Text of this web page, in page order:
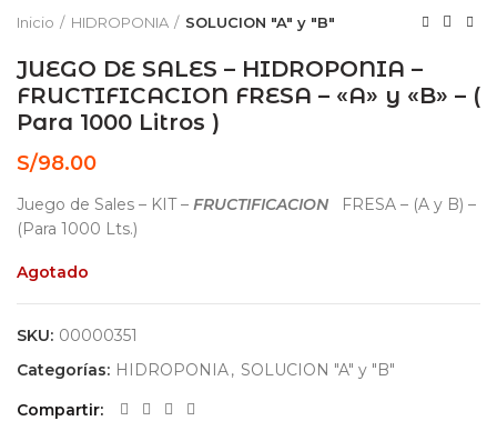
Inicio HIDROPONIA SOLUCION "A" y "B"
JUEGO DE SALES – HIDROPONIA –
FRUCTIFICACION FRESA – «A» y «B» – (
Para 1000 Litros )
S/98.00
Juego de Sales – KIT – FRUCTIFICACION FRESA – (A y B) –
(Para 1000 Lts.)
Agotado
SKU: 00000351
Categorías: HIDROPONIA, SOLUCION "A" y "B"
Compartir